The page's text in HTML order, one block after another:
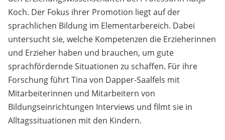
Koch. Der Fokus ihrer Promotion liegt auf der
sprachlichen Bildung im Elementarbereich. Dabei
untersucht sie, welche Kompetenzen die Erzieherinnen
und Erzieher haben und brauchen, um gute
sprachfördernde Situationen zu schaffen. Für ihre
Forschung führt Tina von Dapper-Saalfels mit
Mitarbeiterinnen und Mitarbeitern von
Bildungseinrichtungen Interviews und filmt sie in
Alltagssituationen mit den Kindern.